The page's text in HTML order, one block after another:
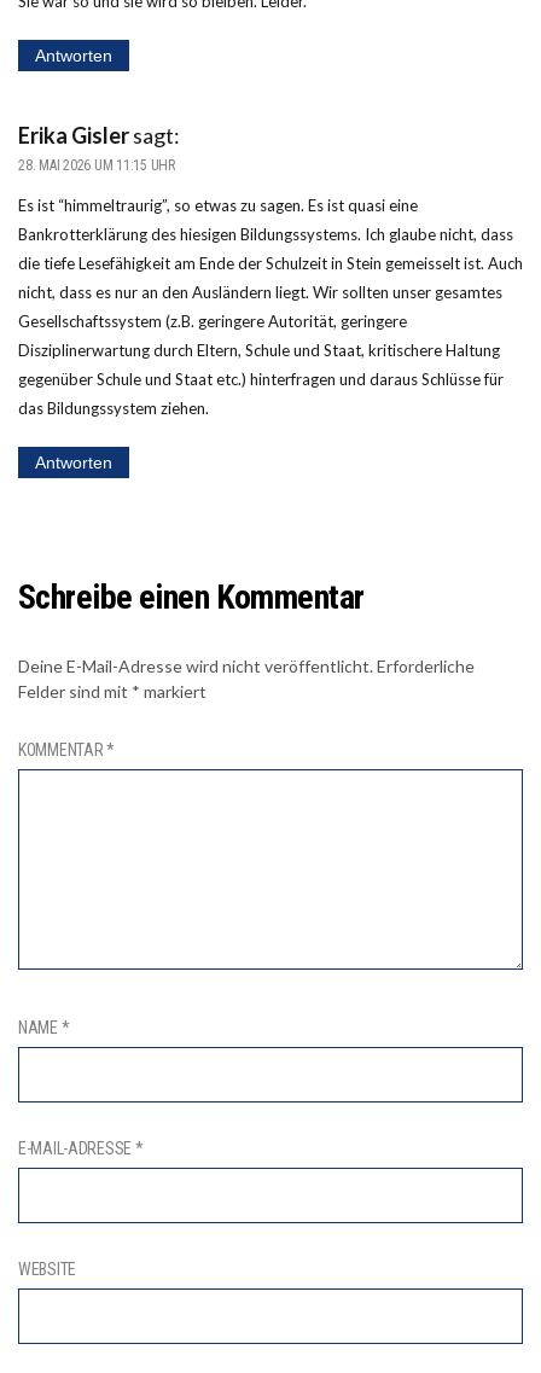
Antworten
Erika Gislersagt:
28. MAI 2026 UM 11:15 UHR
Es ist “himmeltraurig”, so etwas zu sagen. Es ist quasi eine
Bankrotterklärung des hiesigen Bildungssystems. Ich glaube nicht, dass
die tiefe Lesefähigkeit am Ende der Schulzeit in Stein gemeisselt ist. Auch
nicht, dass es nur an den Ausländern liegt. Wir sollten unser gesamtes
Gesellschaftssystem (z.B. geringere Autorität, geringere
Disziplinerwartung durch Eltern, Schule und Staat, kritischere Haltung
gegenüber Schule und Staat etc.) hinterfragen und daraus Schlüsse für
das Bildungssystem ziehen.
Antworten
Schreibe einen Kommentar
Deine E-Mail-Adresse wird nicht veröffentlicht.Erforderliche
Felder sind mit * markiert
KOMMENTAR*
NAME *
E-MAIL-ADRESSE *
WEBSITE